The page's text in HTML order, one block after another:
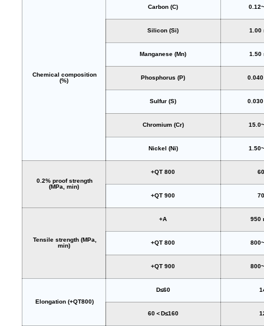
Chemical composition
(%)
Carbon (C)
Silicon (Si) 1.00
Manganese (Mn) 1.50
Phosphorus (P)
Sulfur (S)
Chromium (Cr)
Nickel (Ni)
0.2% proof strength
(MPa, min)
+QT 800
+QT 900
Tensile strength (MPa,
min)
+A 950
+QT 800
+QT 900
Elongation (+QT800)
D≤60
60＜D≤160